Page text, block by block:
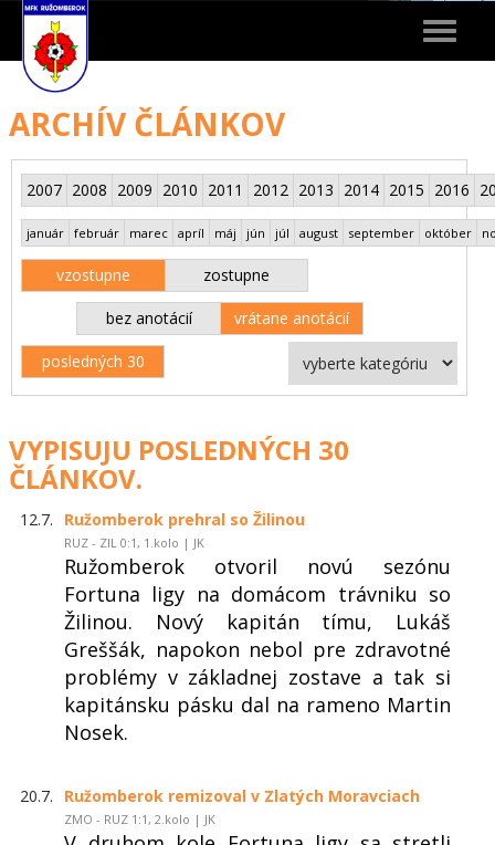
Toggle
ARCHÍV ČLÁNKOV
2007 2008 2009 2010 2011 2012 2013 2014 2015 2016
január február marec apríl máj jún júl august september október
vzostupne zostupne
bez anotácií vrátane anotácií
posledných 30
VYPISUJU POSLEDNÝCH 30
ČLÁNKOV.
12.7. Ružomberok prehral so Žilinou
RUZ - ZIL 0:1, 1.kolo | JK
Ružomberok otvoril novú sezónu
Fortuna ligy na domácom trávniku so
Žilinou. Nový kapitán tímu, Lukáš
Greššák, napokon nebol pre zdravotné
problémy v základnej zostave a tak si
kapitánsku pásku dal na rameno Martin
Nosek.
20.7. Ružomberok remizoval v Zlatých Moravciach
ZMO - RUZ 1:1, 2.kolo | JK